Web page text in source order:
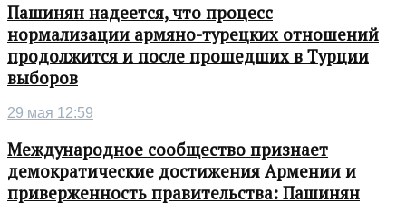
Пашинян надеется, что процесс
нормализации армяно-турецких отношений
продолжится и после прошедших в Турции
выборов
29 мая 12:59
Международное сообщество признает
демократические достижения Армении и
приверженность правительства: Пашинян